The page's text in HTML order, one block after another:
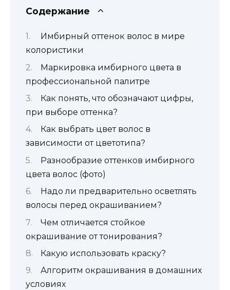
Содержание
Имбирный оттенок волос в мире
колористики
Маркировка имбирного цвета в
профессиональной палитре
Как понять, что обозначают цифры,
при выборе оттенка?
Как выбрать цвет волос в
зависимости от цветотипа?
Разнообразие оттенков имбирного
цвета волос (фото)
Надо ли предварительно осветлять
волосы перед окрашиванием?
Чем отличается стойкое
окрашивание от тонирования?
Какую использовать краску?
Алгоритм окрашивания в домашних
условиях